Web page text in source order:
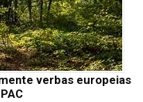
verbas europeias